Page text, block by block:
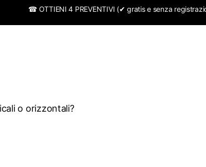
☎ OTTIENI 4 PREVENTIVI (✔ gratis e senza
o orizzontali?